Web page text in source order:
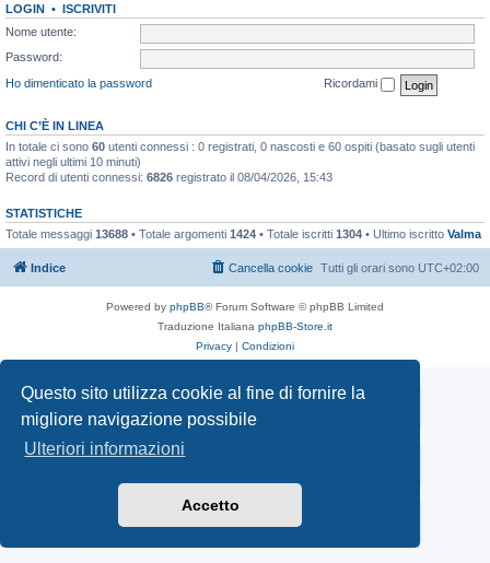
Questo sito utilizza cookie al fine di fornire la
migliore navigazione possibile
Ulteriori informazioni
Accetto
LOGIN • ISCRIVITI
Nome utente:
Password:
Ho dimenticato la password
Ricordami
CHI C’È IN LINEA
In totale ci sono 60 utenti connessi : 0 registrati, 0 nascosti e 60 ospiti (basato sugli utenti
attivi negli ultimi 10 minuti)
Record di utenti connessi: 6826 registrato il 08/04/2026, 15:43
STATISTICHE
Totale messaggi 13688 • Totale argomenti 1424 • Totale iscritti 1304 • Ultimo iscritto Valma
Indice Tutti gli orari sono UTC+02:00
Cancella cookie
Powered by phpBB® Forum Software © phpBB Limited
Traduzione Italiana phpBB-Store.it
Privacy | Condizioni
Mototrial.it
TORNA ALLA HOME PAGE DI MOTOTRIAL.IT
Facebook Gruppo Mototrial.it
PAGINA FACEBOOK